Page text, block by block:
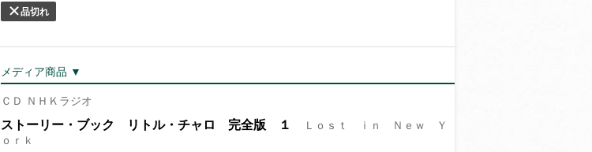
品切れ
メディア商品 ▼
ＣＤ ＮＨＫラジオ
ストーリー・ブック リトル・チャロ 完全版 １
Ｌｏｓｔ ｉｎ Ｎｅｗ Ｙ
ｏｒｋ